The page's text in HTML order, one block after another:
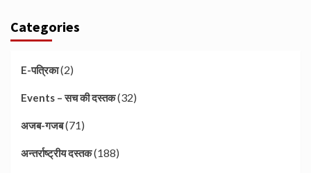
Categories
E-पत्रिका(2)
Events – सच की दस्तक(32)
अजब-गजब(71)
अन्तर्राष्ट्रीय दस्तक(188)